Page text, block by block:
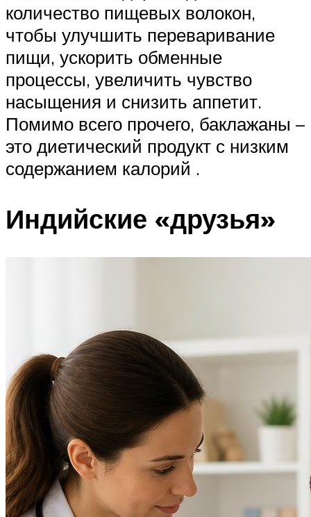
количество пищевых волокон,
чтобы улучшить переваривание
пищи, ускорить обменные
процессы, увеличить чувство
насыщения и снизить аппетит.
Помимо всего прочего, баклажаны –
это диетический продукт с низким
содержанием калорий .
Индийские «друзья»